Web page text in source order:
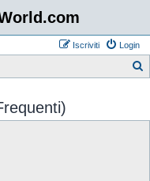
Login
Iscriviti
c